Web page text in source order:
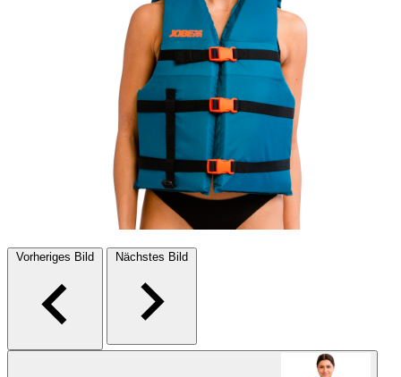
Vorheriges Bild Nächstes Bild